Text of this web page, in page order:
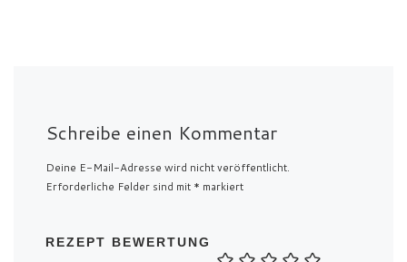
Schreibe einen Kommentar
Deine E-Mail-Adresse wird nicht veröffentlicht.
Erforderliche Felder sind mit * markiert
REZEPT BEWERTUNG